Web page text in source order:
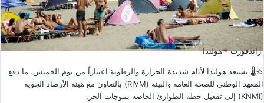
زاندفورت - هولندا
🔆🌡 تستعد هولندا لأيام شديدة الحرارة والرطوبة اعتباراً من يوم الخميس، ما دفع
المعهد الوطني للصحة العامة والبيئة (RIVM) بالتعاون مع هيئة الأرصاد الجوية
(KNMI) إلى تفعيل خطة الطوارئ الخاصة بموجات الحر.